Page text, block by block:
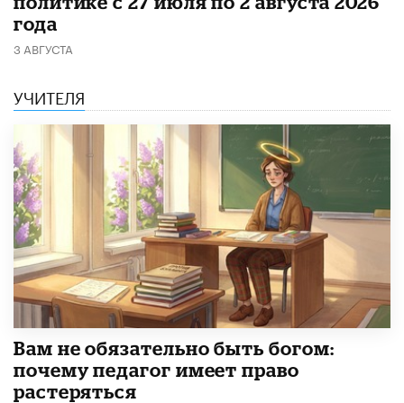
года
3 АВГУСТА
УЧИТЕЛЯ
​Вам не обязательно быть богом:
почему педагог имеет право
растеряться